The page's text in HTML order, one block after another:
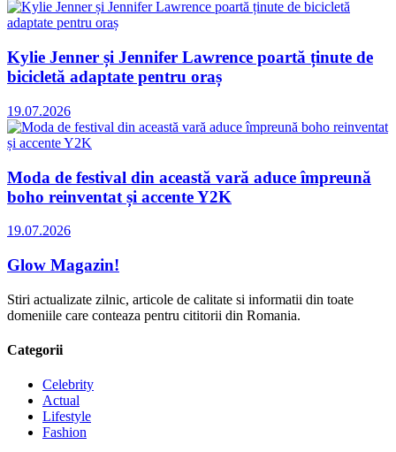
Kylie Jenner și Jennifer Lawrence poartă ținute de
bicicletă adaptate pentru oraș
19.07.2026
Moda de festival din această vară aduce împreună
boho reinventat și accente Y2K
19.07.2026
Glow Magazin!
Stiri actualizate zilnic, articole de calitate si informatii din toate
domeniile care conteaza pentru cititorii din Romania.
Categorii
Celebrity
Actual
Lifestyle
Fashion